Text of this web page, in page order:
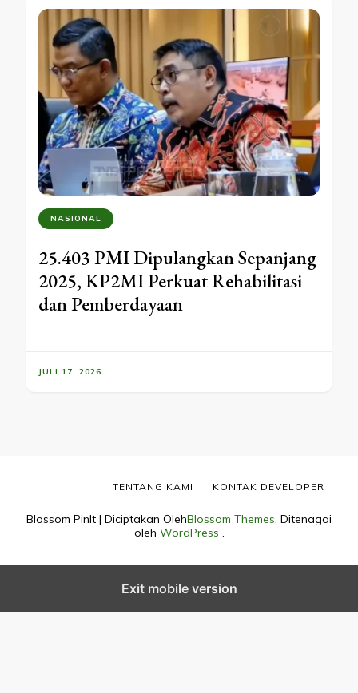
NASIONAL
25.403 PMI Dipulangkan Sepanjang
2025, KP2MI Perkuat Rehabilitasi
dan Pemberdayaan
JULI 17, 2026
Blossom PinIt | Diciptakan OlehBlossom Themes. Ditenagai
oleh WordPress .
TENTANG KAMI KONTAK DEVELOPER
Exit mobile version